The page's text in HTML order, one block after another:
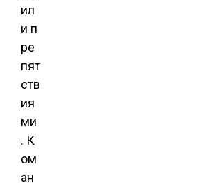
ил
и п
ре
пят
ств
ия
ми
. К
ом
ан